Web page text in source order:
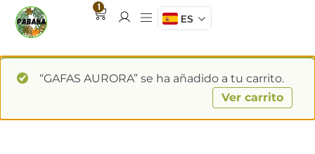
1
ES
“GAFAS AURORA” se ha añadido a tu carrito.
Ver carrito